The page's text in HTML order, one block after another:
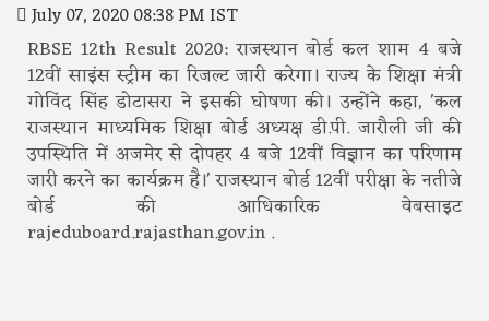
July 07, 2020 08:38 PM IST
RBSE 12th Result 2020: राजस्थान बोर्ड कल शाम 4 बजे
12वीं साइंस स्ट्रीम का रिजल्ट जारी करेगा। राज्य के शिक्षा मंत्री
गोविंद सिंह डोटासरा ने इसकी घोषणा की। उन्होंने कहा, 'कल
राजस्थान माध्यमिक शिक्षा बोर्ड अध्यक्ष डी.पी. जारौली जी की
उपस्थिति में अजमेर से दोपहर 4 बजे 12वीं विज्ञान का परिणाम
जारी करने का कार्यक्रम है।' राजस्थान बोर्ड 12वीं परीक्षा के नतीजे
बोर्ड की आधिकारिक वेबसाइट
rajeduboard.rajasthan.gov.in .